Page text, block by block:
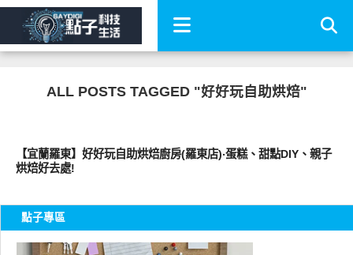
ALL POSTS TAGGED "好好玩自助烘焙"
【宜蘭羅東】好好玩自助烘焙廚房(羅東店)‧蛋糕、甜點DIY、親子
烘焙好去處!
點子專區